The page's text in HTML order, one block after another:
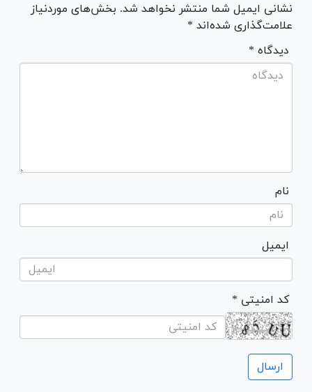
نشانی ایمیل شما منتشر نخواهد شد. بخش‌های موردنیاز
علامت‌گذاری شده‌اند *
* دیدگاه
نام
ایمیل
* کد امنیتی